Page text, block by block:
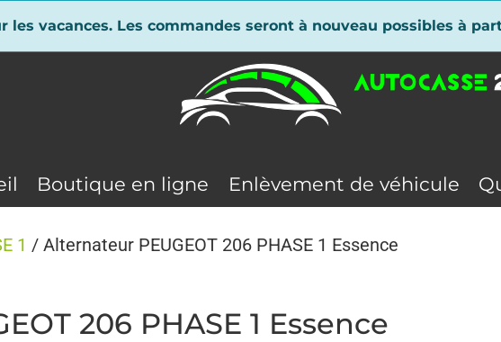
vacances. Les commandes seront à nouveau possibles à
Boutique en ligne Enlèvement de véhicule
1 / Alternateur PEUGEOT 206 PHASE 1 Essence
206 PHASE 1 Essence